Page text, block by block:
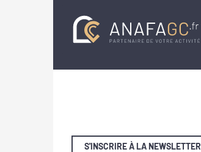
S'INSCRIRE À LA NEWSLETTER